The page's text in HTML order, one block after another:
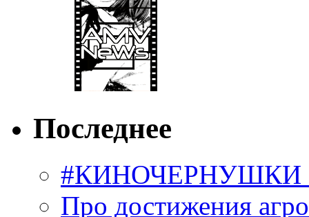
Последнее
#КИНОЧЕРНУШКИ
Про достижения